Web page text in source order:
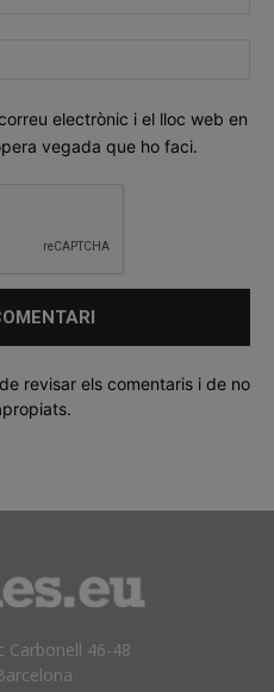
electrònic i el lloc web en
vegada que ho faci.
revisar els comentaris i de no
Carbonell 46-48